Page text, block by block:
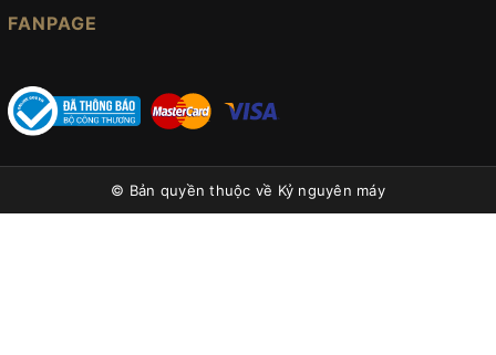
FANPAGE
© Bản quyền thuộc về Kỷ nguyên máy